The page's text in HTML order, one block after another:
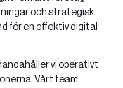
och strategisk
för en effektiv digital
vi operativt
Vårt team